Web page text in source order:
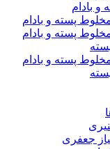
جعفری